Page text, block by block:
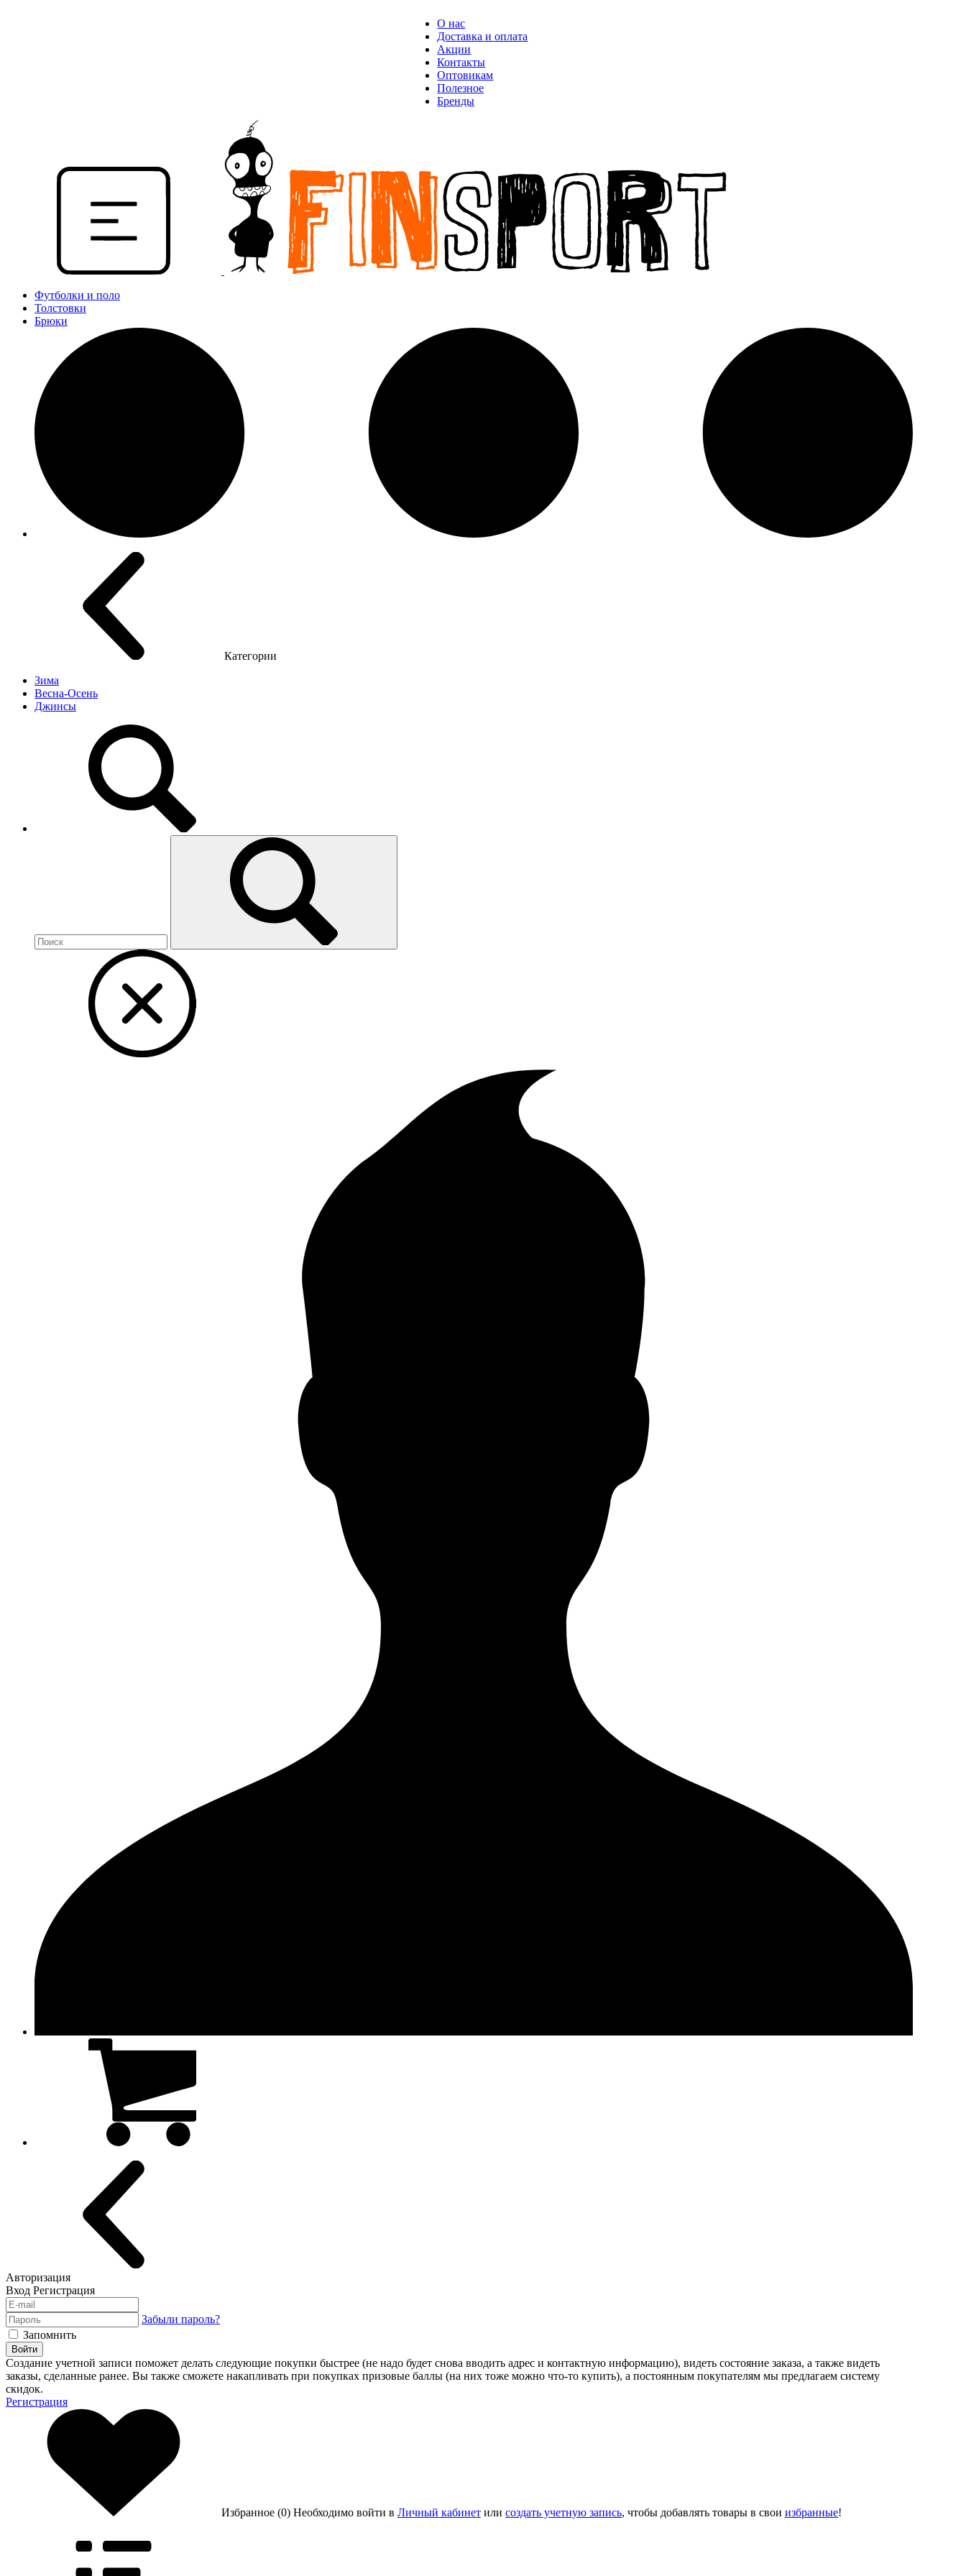
О нас
Доставка и оплата
Акции
Контакты
Оптовикам
Полезное
Бренды
Футболки и поло
Толстовки
Брюки
Категории
Зима
Весна-Осень
Джинсы
Авторизация
Вход Регистрация
Забыли пароль?
Запомнить
Войти
Создание учетной записи поможет делать следующие покупки быстрее (не надо будет снова вводить адрес и контактную информацию), видеть состояние заказа, а также видеть
заказы, сделанные ранее. Вы также сможете накапливать при покупках призовые баллы (на них тоже можно что-то купить), а постоянным покупателям мы предлагаем систему
скидок.
Регистрация
Избранное (0) Необходимо войти в Личный кабинет или создать учетную запись, чтобы добавлять товары в свои избранные!